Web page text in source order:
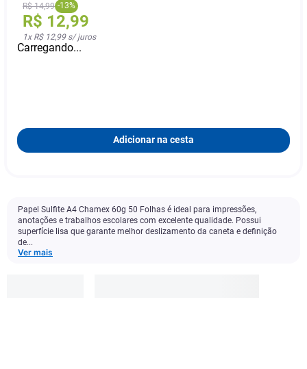
R$ 14,99 -13%
R$ 12,99
1x R$ 12,99s/ juros
Carregando...
Adicionar na cesta
Papel Sulfite A4 Chamex 60g 50 Folhas é ideal para impressões,
anotações e trabalhos escolares com excelente qualidade. Possui
superfície lisa que garante melhor deslizamento da caneta e definição
de...
Ver mais